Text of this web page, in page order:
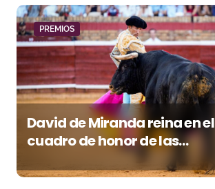
PREMIOS
David de Miranda reina en el
cuadro de honor de las
Colombinas 2026